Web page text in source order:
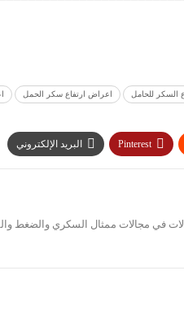
السكر للحامل اعراض ارتفاع سكر الحمل
Pinterest البريد الإلكتروني
في مجالات ممثال السكري والضغط